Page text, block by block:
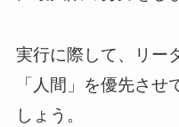
実行に際して、リー
「人間」を優先さ
しょう。